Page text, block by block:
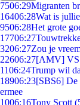
7506:29Migranten
16406:28Wat is
9506:28Het grote
17706:27
3206:27Zou je
22606:27[AMV] VS
1106:24Trump wil
18906:23[SBS6] De
ermee
1006:16Tony Scott